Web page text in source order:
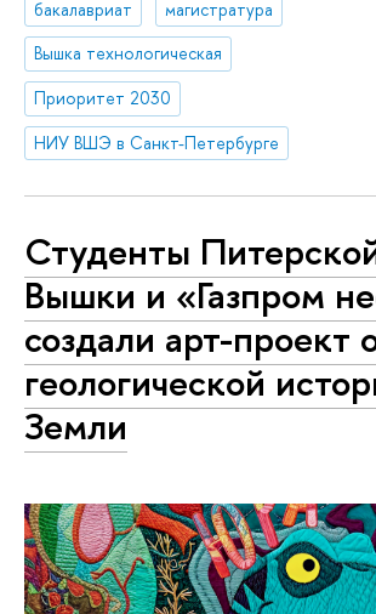
бакалавриат
магистратура
Вышка технологическая
Приоритет 2030
НИУ ВШЭ в Санкт-Петербурге
Студенты
Вышки и «Газпром
создали арт-проект
геологической
Земли